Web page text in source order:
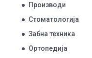
Производи
Стоматологија
Забна техника
Ортопедија